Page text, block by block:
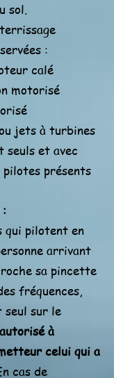
sol.
:
calé
motorisé
jets à turbines
seuls et avec
pilotes présents
qui pilotent en
arrivant
sa pincette
fréquences,
seul sur le
à
celui qui a
cas de